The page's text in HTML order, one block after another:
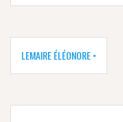
Navigation
l’article
LEMAIRE ÉLÉONORE •